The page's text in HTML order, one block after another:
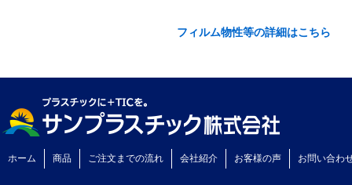
フィルム物性等の詳細はこちら
ホーム 商品 ご注文までの流れ 会社紹介 お客様の声 お問い合わ